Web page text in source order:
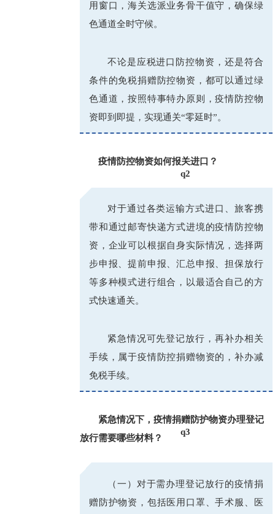
用窗口，海关选派业务骨干值守，确保绿
色通道全时守候。
不论是应税进口防控物资，还是符合
条件的免税捐赠防控物资，都可以通过绿
色通道，按照特事特办原则，疫情防控物
资即到即提，实现通关“零延时”。
q2
疫情防控物资如何报关进口？
_
对于通过各类运输方式进口、旅客携
带和通过邮寄快递方式进境的疫情防控物
资，企业可以根据自身实际情况，选择两
步申报、提前申报、汇总申报、担保放行
等多种模式进行组合，以最适合自己的方
式快速通关。
紧急情况可先登记放行，再补办相关
手续，属于疫情防控捐赠物资的，补办减
免税手续。
q3
紧急情况下，疫情捐赠防护物资办理登记
放行需要哪些材料？
_
（一）对于需办理登记放行的疫情捐
赠防护物资，包括医用口罩、手术服、医